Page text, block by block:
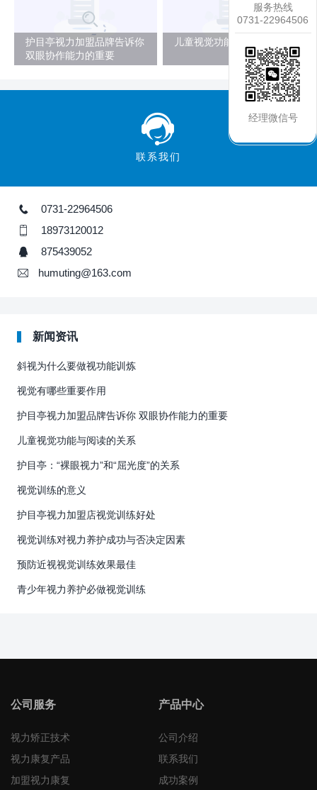
护目亭视力加盟品牌告诉你
双眼协作能力的重要
儿童视觉功能与阅读的关系
联系我们
0731-22964506
18973120012
875439052
humuting@163.com
新闻资讯
斜视为什么要做视功能训炼
视觉有哪些重要作用
护目亭视力加盟品牌告诉你 双眼协作能力的重要
儿童视觉功能与阅读的关系
护目亭：“裸眼视力”和“屈光度”的关系
视觉训练的意义
护目亭视力加盟店视觉训练好处
视觉训练对视力养护成功与否决定因素
预防近视视觉训练效果最佳
青少年视力养护必做视觉训练
公司服务
视力矫正技术
视力康复产品
加盟视力康复
产品中心
公司介绍
联系我们
成功案例
服务热线
0731-22964506
经理微信号